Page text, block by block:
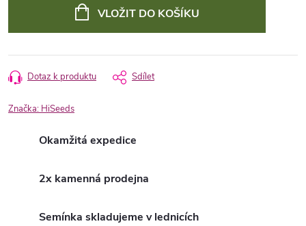
VLOŽIT DO KOŠÍKU
Dotaz k produktu Sdílet
Značka: HiSeeds
Okamžitá expedice
2x kamenná prodejna
Semínka skladujeme v lednicích